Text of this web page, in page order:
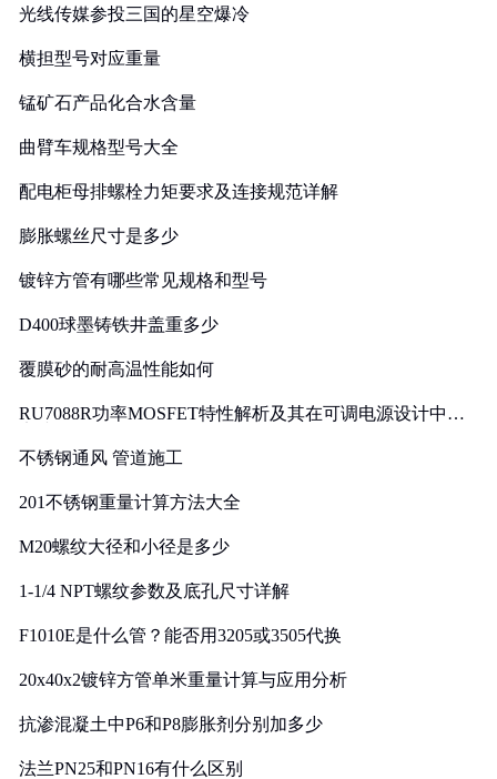
光线传媒参投三国的星空爆冷
横担型号对应重量
锰矿石产品化合水含量
曲臂车规格型号大全
配电柜母排螺栓力矩要求及连接规范详解
膨胀螺丝尺寸是多少
镀锌方管有哪些常见规格和型号
D400球墨铸铁井盖重多少
覆膜砂的耐高温性能如何
RU7088R功率MOSFET特性解析及其在可调电源设计中的
不锈钢通风 管道施工
201不锈钢重量计算方法大全
M20螺纹大径和小径是多少
1-1/4 NPT螺纹参数及底孔尺寸详解
F1010E是什么管？能否用3205或3505代换
20x40x2镀锌方管单米重量计算与应用分析
抗渗混凝土中P6和P8膨胀剂分别加多少
法兰PN25和PN16有什么区别